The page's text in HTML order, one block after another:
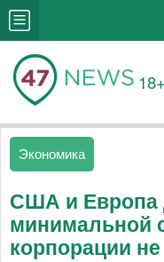
18+
Экономика
США и Европа
минимальной
корпорации